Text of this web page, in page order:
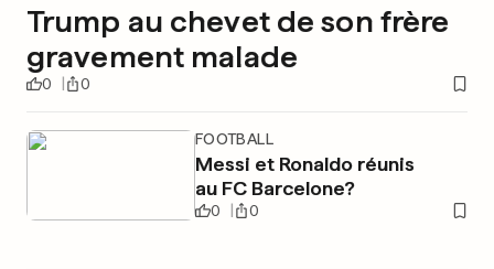
Trump au chevet de son frère
gravement malade
0 0
FOOTBALL
Messi et Ronaldo réunis
au FC Barcelone?
0 0